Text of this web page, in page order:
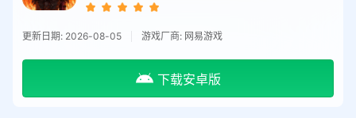
更新日期: 2026-08-05 游戏厂商: 网易游戏
下载安卓版